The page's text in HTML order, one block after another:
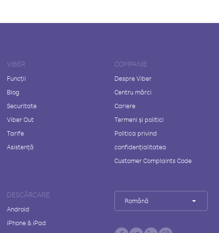
VIBER
Funcții
Blog
Securitate
Viber Out
Tarife
Asistență
COMPANIE
Despre Viber
Centru mărci
Cariere
Termeni și politici
Politica privind
confidențialitatea
Customer Complaints Code
DESCĂRCARE
Android
iPhone & iPad
Română